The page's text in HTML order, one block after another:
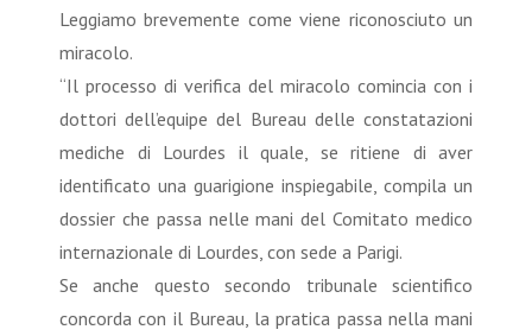
Leggiamo brevemente come viene riconosciuto un
miracolo.
“Il processo di verifica del miracolo comincia con i
dottori dell’equipe del Bureau delle constatazioni
mediche di Lourdes il quale, se ritiene di aver
identificato una guarigione inspiegabile, compila un
dossier che passa nelle mani del Comitato medico
internazionale di Lourdes, con sede a Parigi.
Se anche questo secondo tribunale scientifico
concorda con il Bureau, la pratica passa nella mani